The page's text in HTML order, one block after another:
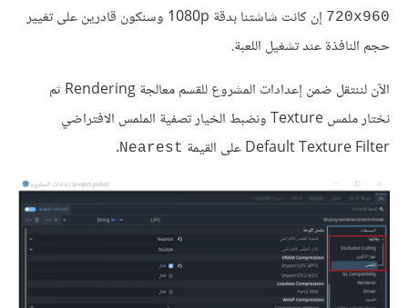
720x960
إن كانت شاشتنا بدقة 1080p وسنكون قادرين على تغيير
حجم النافذة عند تشغيل اللعبة.
الآن لننتقل ضمن إعدادات المشروع للقسم معالجة Rendering ثم
نختار ملمس Texture ونضبط الخيار تصفية الملمس الافتراضي
Default Texture Filter على القيمة
Nearest
.